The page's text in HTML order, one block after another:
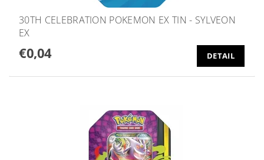
30TH CELEBRATION POKEMON EX TIN - SYLVEON
EX
€0,04 DETAIL